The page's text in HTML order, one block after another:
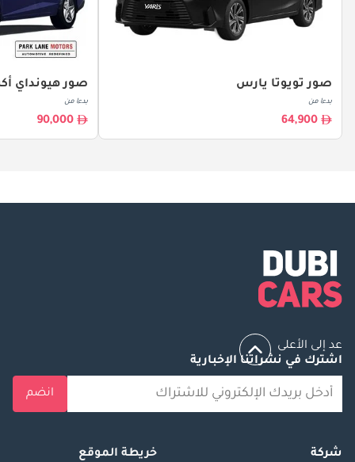
صور تويوتا يارس
بدءا من
64,900
صور هيونداي
بدءا من
90,000
عد إلى الأعلى
اشترك في نشراتنا الإخبارية
انضم
شركة
خريطة الموقع